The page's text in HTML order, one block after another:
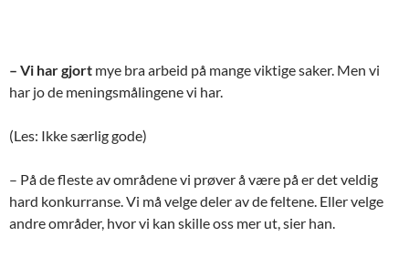
– Vi har gjort mye bra arbeid på mange viktige saker. Men vi
har jo de meningsmålingene vi har.
(Les: Ikke særlig gode)
– På de fleste av områdene vi prøver å være på er det veldig
hard konkurranse. Vi må velge deler av de feltene. Eller velge
andre områder, hvor vi kan skille oss mer ut, sier han.